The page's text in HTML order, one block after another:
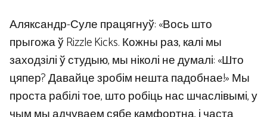
Аляксандр-Суле працягнуў: «Вось што
прыгожа ў Rizzle Kicks. Кожны раз, калі мы
заходзілі ў студыю, мы ніколі не думалі: «Што
цяпер? Давайце зробім нешта падобнае!» Мы
проста рабілі тое, што робіць нас шчаслівымі, у